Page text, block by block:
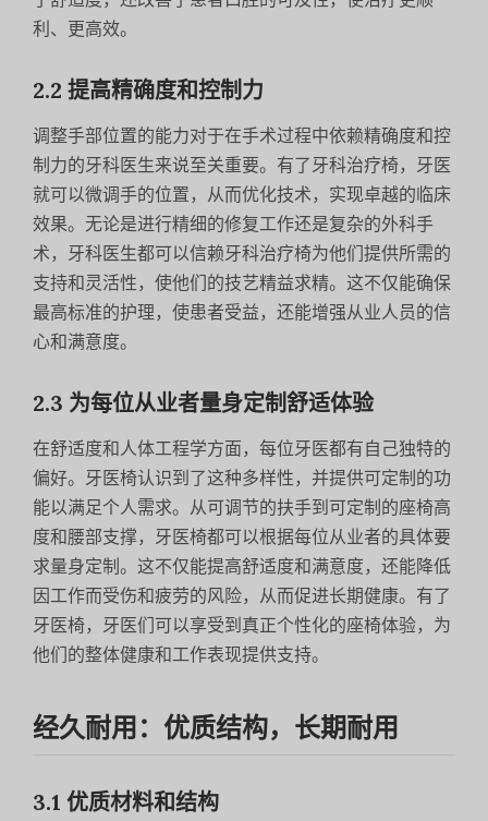
利、更高效。
2.2 提高精确度和控制力
调整手部位置的能力对于在手术过程中依赖精确度和控
制力的牙科医生来说至关重要。有了牙科治疗椅，牙医
就可以微调手的位置，从而优化技术，实现卓越的临床
效果。无论是进行精细的修复工作还是复杂的外科手
术，牙科医生都可以信赖牙科治疗椅为他们提供所需的
支持和灵活性，使他们的技艺精益求精。这不仅能确保
最高标准的护理，使患者受益，还能增强从业人员的信
心和满意度。
2.3 为每位从业者量身定制舒适体验
在舒适度和人体工程学方面，每位牙医都有自己独特的
偏好。牙医椅认识到了这种多样性，并提供可定制的功
能以满足个人需求。从可调节的扶手到可定制的座椅高
度和腰部支撑，牙医椅都可以根据每位从业者的具体要
求量身定制。这不仅能提高舒适度和满意度，还能降低
因工作而受伤和疲劳的风险，从而促进长期健康。有了
牙医椅，牙医们可以享受到真正个性化的座椅体验，为
他们的整体健康和工作表现提供支持。
经久耐用：优质结构，长期耐用
3.1 优质材料和结构